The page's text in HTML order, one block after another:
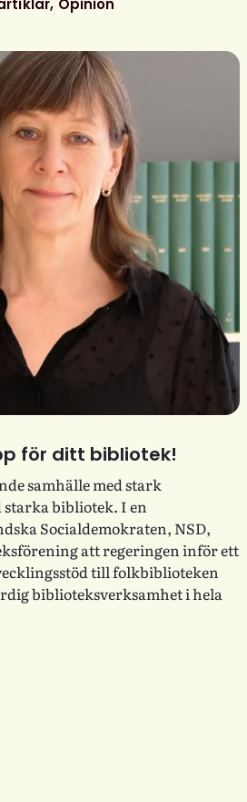
Opinion
för ditt bibliotek!
samhälle med stark
starka bibliotek. I en
Socialdemokraten, NSD,
att regeringen inför ett
till folkbiblioteken
biblioteksverksamhet i hela